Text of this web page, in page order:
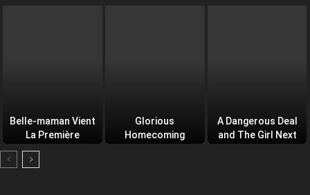
Belle-maman Vient
La Première
Glorious
Homecoming
A Dangerous Deal
and The Girl Next